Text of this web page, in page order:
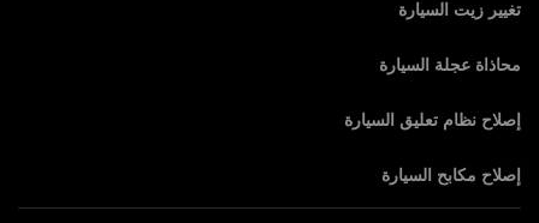
تغيير زيت السيارة
محاذاة عجلة السيارة
إصلاح نظام تعليق السيارة
إصلاح مكابح السيارة